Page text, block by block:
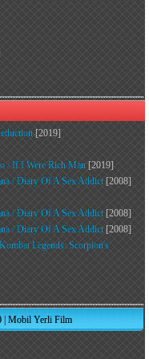
[2019]
/ If I Were Rich Man [2019]
/ Diary Of A Sex Addict[2008]
/ Diary Of A Sex Addict[2008]
/ Diary Of A Sex Addict[2008]
Legends: Scorpion's
| Mobil Yerli Film